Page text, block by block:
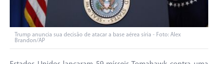
Trump anuncia sua decisão de atacar a base aérea síria - Foto: Alex
Brandon/AP